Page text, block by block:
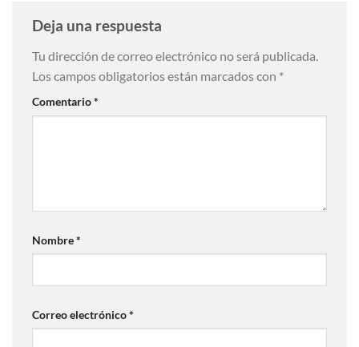
Deja una respuesta
Tu dirección de correo electrónico no será publicada.
Los campos obligatorios están marcados con *
Comentario*
Nombre*
Correo electrónico*